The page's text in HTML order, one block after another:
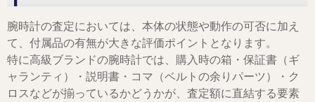
腕時計の査定においては、本体の状態や動作の可否に加え
て、付属品の有無が大きな評価ポイントとなります。
特に高級ブランドの腕時計では、購入時の箱・保証書（ギ
ャランティ）・説明書・コマ（ベルトの余りパーツ）・ク
ロスなどが揃っているかどうかが、査定額に直結する要素